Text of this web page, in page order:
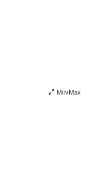
Min/Max